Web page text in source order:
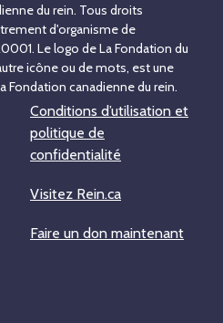
du rein. Tous droits
d'organisme de
Le logo de La Fondation du
icône ou de mots, est une
Fondation canadienne du rein.
Conditions d’utilisation et
politique de
confidentialité
Visitez Rein.ca
Faire un don maintenant